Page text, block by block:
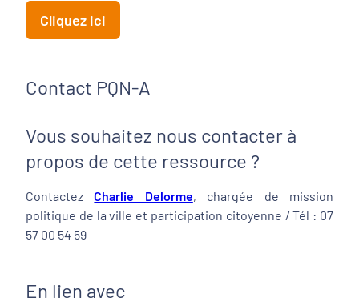
Cliquez ici
Contact PQN-A
Vous souhaitez nous contacter à
propos de cette ressource ?
ContactezCharlie Delorme, chargée de mission
politique de la ville et participation citoyenne / Tél : 07
57 00 54 59
En lien avec